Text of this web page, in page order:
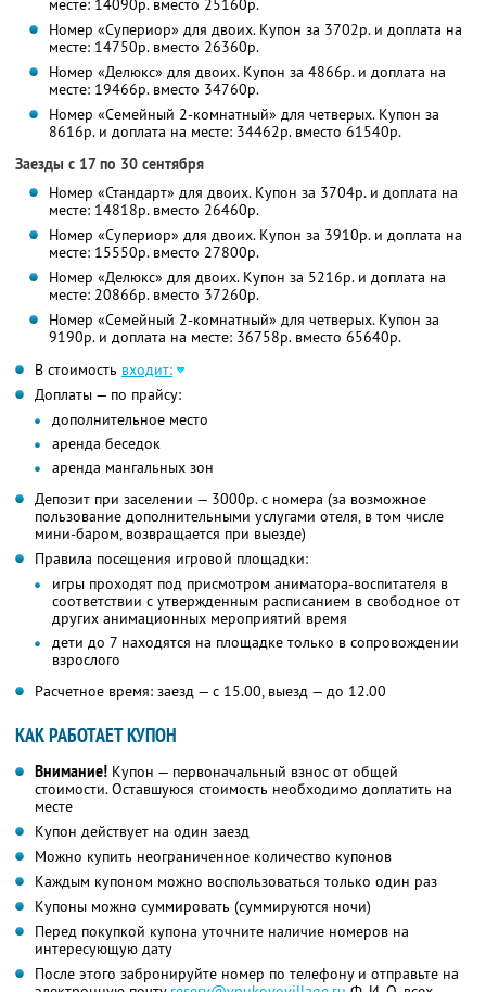
месте: 14090р. вместо 25160р.
Номер «Супериор» для двоих. Купон за 3702р. и доплата на
месте: 14750р. вместо 26360р.
Номер «Делюкс» для двоих. Купон за 4866р. и доплата на
месте: 19466р. вместо 34760р.
Номер «Семейный 2-комнатный» для четверых. Купон за
8616р. и доплата на месте: 34462р. вместо 61540р.
Заезды с 17 по 30 сентября
Номер «Стандарт» для двоих. Купон за 3704р. и доплата на
месте: 14818р. вместо 26460р.
Номер «Супериор» для двоих. Купон за 3910р. и доплата на
месте: 15550р. вместо 27800р.
Номер «Делюкс» для двоих. Купон за 5216р. и доплата на
месте: 20866р. вместо 37260р.
Номер «Семейный 2-комнатный» для четверых. Купон за
9190р. и доплата на месте: 36758р. вместо 65640р.
В стоимость входит:
Доплаты — по прайсу:
дополнительное место
аренда беседок
аренда мангальных зон
Депозит при заселении — 3000р. с номера (за возможное
пользование дополнительными услугами отеля, в том числе
мини-баром, возвращается при выезде)
Правила посещения игровой площадки:
игры проходят под присмотром аниматора-воспитателя в
соответствии с утвержденным расписанием в свободное от
других анимационных мероприятий время
дети до 7 находятся на площадке только в сопровождении
взрослого
Расчетное время: заезд — с 15.00, выезд — до 12.00
КАК РАБОТАЕТ КУПОН
Внимание! Купон — первоначальный взнос от общей
стоимости. Оставшуюся стоимость необходимо доплатить на
месте
Купон действует на один заезд
Можно купить неограниченное количество купонов
Каждым купоном можно воспользоваться только один раз
Купоны можно суммировать (суммируются ночи)
Перед покупкой купона уточните наличие номеров на
интересующую дату
После этого забронируйте номер по телефону и отправьте на